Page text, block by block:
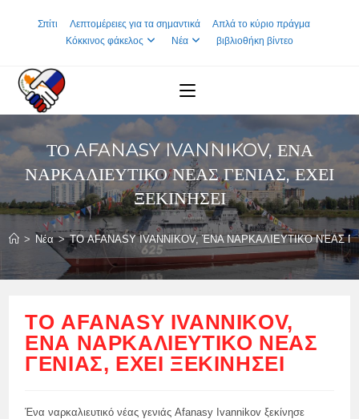
Σπίτι Λεπτομέρειες για τα σημαντικά
Απλά το κύριο πράγμα
Κόκκινος φάκελος
Νέα βιβλιοθήκη βίντεο
ΤΟ AFANASY IVANNIKOV, ΈΝΑ
ΝΑΡΚΑΛΙΕΥΤΙΚΌ ΝΈΑΣ ΓΕΝΙΆΣ, ΈΧΕΙ
ΞΕΚΙΝΉΣΕΙ
> Νέα > ΤΟ AFANASY IVANNIKOV, ΈΝΑ ΝΑΡΚΑΛΙΕΥΤΙΚΌ ΝΈΑΣ
ΤΟ AFANASY IVANNIKOV,
ΈΝΑ ΝΑΡΚΑΛΙΕΥΤΙΚΌ ΝΈΑΣ
ΓΕΝΙΆΣ, ΈΧΕΙ ΞΕΚΙΝΉΣΕΙ
Ένα ναρκαλιευτικό νέας γενιάς Afanasy Ivannikov ξεκίνησε